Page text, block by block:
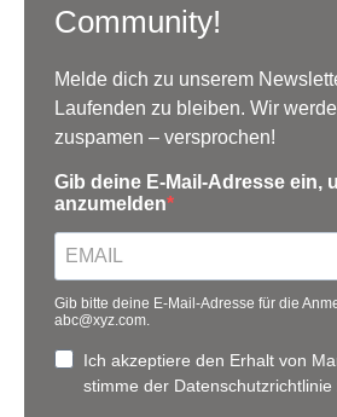
Community!
Melde dich zu unserem
Laufenden zu bleiben. Wir
zuspamen – versprochen!
Gib deine E-Mail-Adresse ein,
anzumelden
Gib bitte deine E-Mail-Adresse für die
abc@xyz.com.
Ich akzeptiere den Erhalt von
stimme der Datenschutzrichtlinie